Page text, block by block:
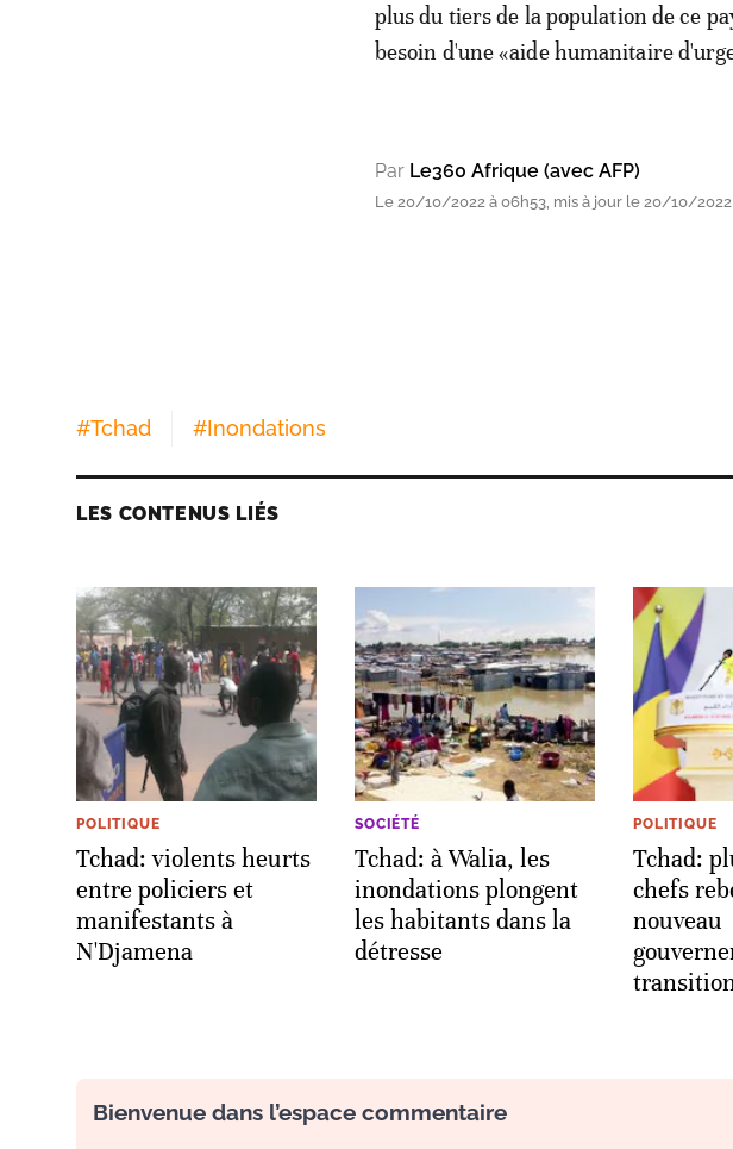
plus du tiers de la population de ce
besoin d'une «aide humanitaire
Par Le360 Afrique (avec AFP)
Le 20/10/2022 à 06h53, mis à jour le 20/10/2022
#Tchad #Inondations
LES CONTENUS LIÉS
POLITIQUE
Tchad: violents heurts
entre policiers et
manifestants à
N'Djamena
SOCIÉTÉ
Tchad: à Walia, les
inondations plongent
les habitants dans la
détresse
POLITIQUE
Tchad:
chefs
nouveau
Bienvenue dans l’espace commentaire